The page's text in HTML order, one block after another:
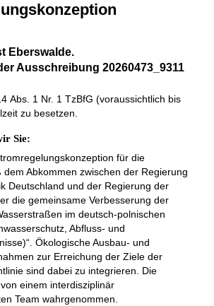
Eberswalde.
Ausschreibung 20260473_9311
Abs. 1 Nr. 1 TzBfG (voraussichtlich bis
zu besetzen.
Sie:
für die
Abkommen zwischen der Regierung
Deutschland und der Regierung der
die gemeinsame Verbesserung der
im deutsch-polnischen
Abfluss- und
Ökologische Ausbau- und
zur Erreichung der Ziele der
sind dabei zu integrieren. Die
einem interdisziplinär
Team wahrgenommen.